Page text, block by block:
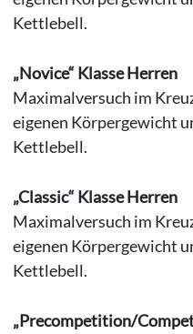
Kettlebell.
„Novice“ Klasse Herren
Maximalversuch im
eigenen Körpergewicht
Kettlebell.
„Classic“ Klasse Herren
Maximalversuch im
eigenen Körpergewicht
Kettlebell.
„Precompetition/